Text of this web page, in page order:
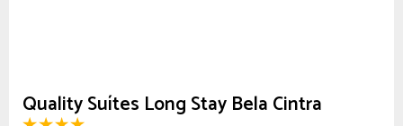
Quality Suítes Long Stay Bela Cintra